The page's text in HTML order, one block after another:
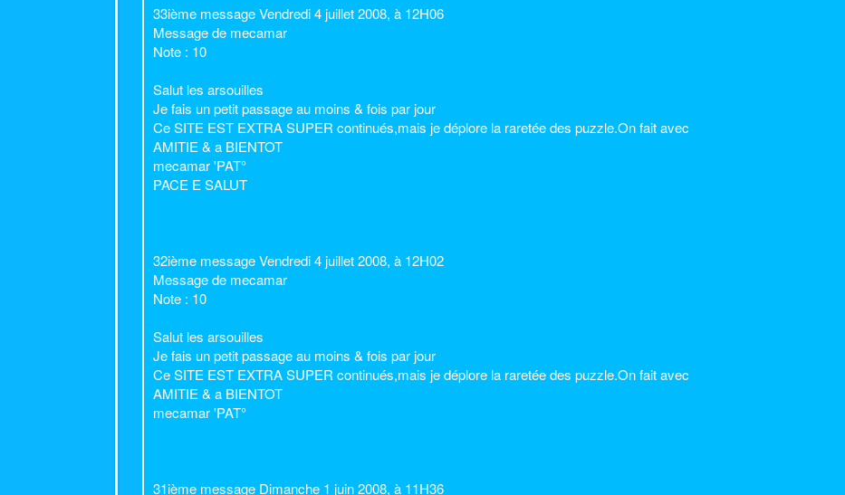
33ième message Vendredi 4 juillet 2008, à 12H06
Message de mecamar
Note : 10
Salut les arsouilles
Je fais un petit passage au moins & fois par jour
Ce SITE EST EXTRA SUPER continués,mais je déplore la raretée des puzzle.On fait avec
AMITIE & a BIENTOT
mecamar 'PAT°
PACE E SALUT
32ième message Vendredi 4 juillet 2008, à 12H02
Message de mecamar
Note : 10
Salut les arsouilles
Je fais un petit passage au moins & fois par jour
Ce SITE EST EXTRA SUPER continués,mais je déplore la raretée des puzzle.On fait avec
AMITIE & a BIENTOT
mecamar 'PAT°
31ième message Dimanche 1 juin 2008, à 11H36